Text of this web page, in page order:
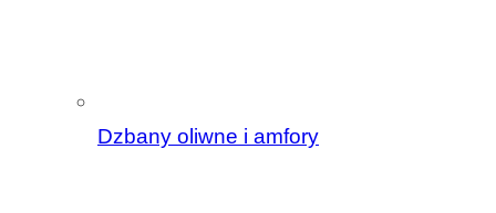
Dzbany oliwne i amfory